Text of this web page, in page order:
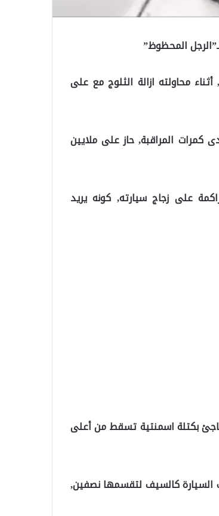
المحظوظ”
محاولته ازالة الثلوج مع على
كمرات المراقبة, حاز على ملايين
على زجاج سيارته, كونه يريد
بكتلة اسمنتية تسقط من أعلى
السيارة كالسيف لتقسمها نصفين,